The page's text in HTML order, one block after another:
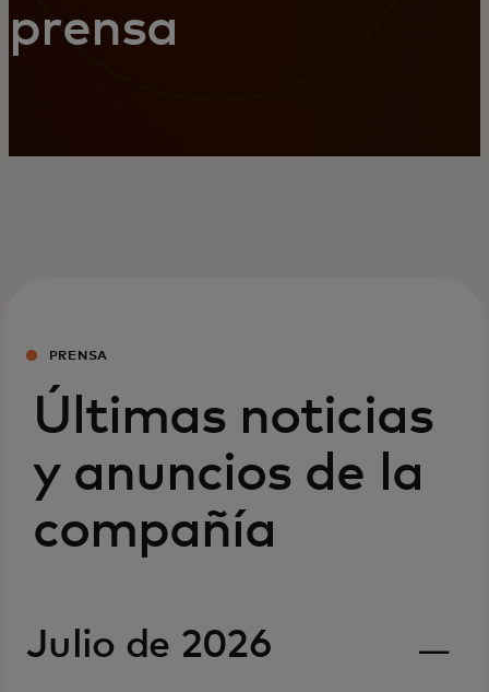
prensa
PRENSA
Últimas noticias
y anuncios de la
compañía
Julio de 2026